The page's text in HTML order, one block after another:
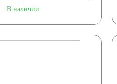
В наличии